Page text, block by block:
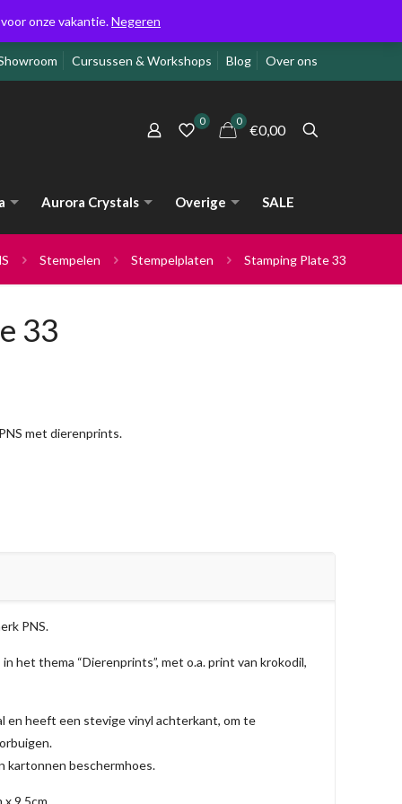
Cursussen & Workshops Blog Over ons
0 0
€0,00
Aurora Crystals Overige SALE
Stempelen Stempelplaten Stamping Plate 33
33
met dierenprints.
PNS.
het thema “Dierenprints”, met o.a. print van krokodil,
en heeft een stevige vinyl achterkant, om te
kartonnen beschermhoes.
9,5cm.
onze vakantie.Negeren